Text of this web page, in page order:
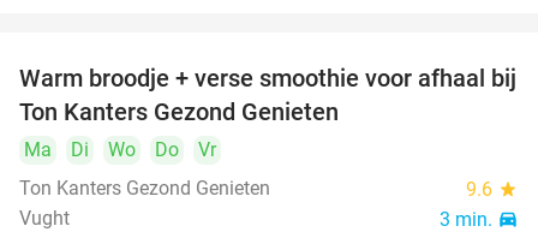
43%
Warm broodje + verse smoothie voor afhaal bij
Ton Kanters Gezond Genieten
Ma Di Wo Do
Vr
Ton Kanters Gezond Genieten
9.6 star
Vught 3 min. directions_car